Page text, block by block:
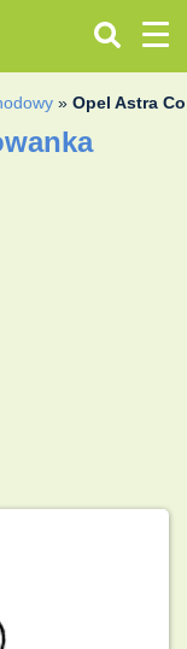
»Opel Astra